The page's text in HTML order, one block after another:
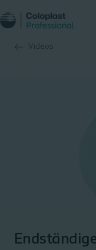
Videos